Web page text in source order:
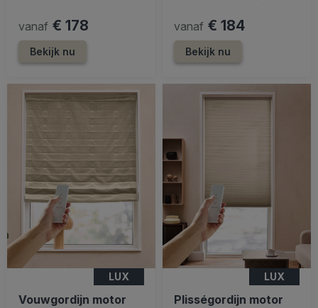
vanaf € 178
Bekijk nu
vanaf € 184
Bekijk nu
LUX
Vouwgordijn motor
LUX
Plisségordijn motor